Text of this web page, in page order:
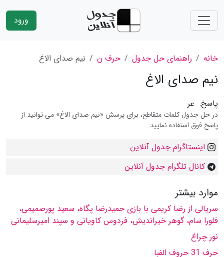
ورود
خانه راهنمای حل جدول حرف ن نیم صدای الاغ
نیم صدای الاغ
پاسخ: عر
در حل جدول کلمات متقاطع، برای پرسش «نیم صدای الاغ» می توانید از
پاسخ فوق استفاده نمایید.
اینستاگرام جدول آنلاین
کانال تلگرام جدول آنلاین
موارد بیشتر
سریالى از رضا كریمى با بازى حمیدرضا پگاه، سعید پورصمیمى،
فلورا سام، گوهر خیراندیش، فردوس كاویانى و سپند امیرسلیمانى
نور چراغ
حرف 31 حروف الفبا